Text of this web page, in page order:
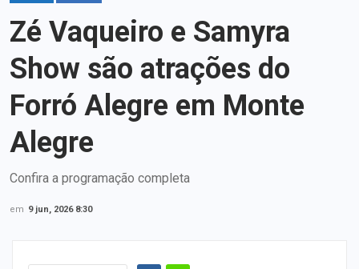
Zé Vaqueiro e Samyra
Show são atrações do
Forró Alegre em Monte
Alegre
Confira a programação completa
em 9 jun, 2026 8:30